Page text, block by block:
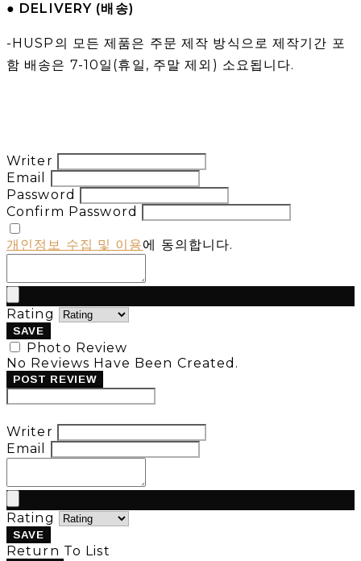
● DELIVERY (배송)
-HUSP의 모든 제품은 주문 제작 방식으로 제작기간 포
함 배송은 7-10일(휴일, 주말 제외) 소요됩니다.
Writer
Email
Password
Confirm Password
개인정보 수집 및 이용에 동의합니다.
Rating
SAVE
Photo Review
No Reviews Have Been Created.
POST REVIEW
Writer
Email
Rating
SAVE
Return To List